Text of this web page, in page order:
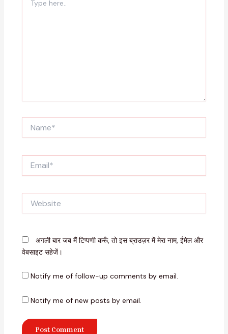
here..
अगली बार जब मैं टिप्पणी करूँ, तो इस ब्राउज़र में मेरा नाम, ईमेल और
वेबसाइट सहेजें।
Notify me of follow-up comments by email.
Notify me of new posts by email.